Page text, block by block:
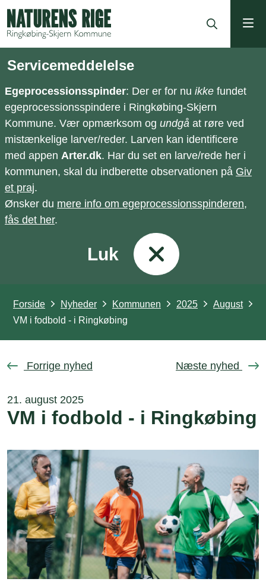
Servicemeddelelse
Egeprocessionsspinder: Der er for nu ikke fundet
egeprocessionsspindere i Ringkøbing-Skjern
Kommune. Vær opmærksom og undgå at røre ved
mistænkelige larver/reder. Larven kan identificere
med appen Arter.dk. Har du set en larve/rede her i
kommunen, skal du indberette observationen på Giv
et praj.
Ønsker du mere info om egeprocessionsspinderen,
fås det her.
Luk
Forside Nyheder Kommunen 2025
August
VM i fodbold - i Ringkøbing
Forrige nyhed Næste nyhed
21. august 2025
VM i fodbold - i Ringkøbing